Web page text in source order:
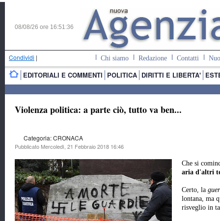
08/08/26 ore 16:51:37
Condividi | Chi siamo Redazione Contatti
EDITORIALI E COMMENTI POLITICA DIRITTI E LIBERTA'
Violenza politica: a parte ciò, tutto va ben...
Categoria: CRONACA
Pubblicato Mercoledì, 21 Febbraio 2018 16:46
Che si
aria d'altri
Certo, la
lontana, ma
risveglio in